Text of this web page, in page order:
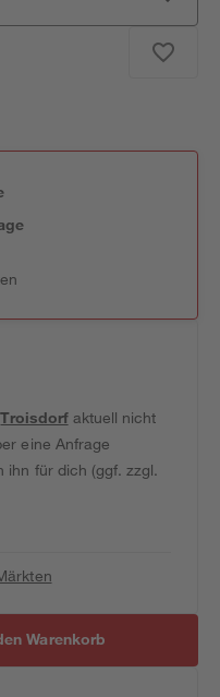
Troisdorfaktuell nicht
eine Anfrage
ihn für dich (ggf. zzgl.
Warenkorb